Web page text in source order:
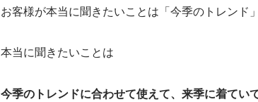
お客様が本当に聞きたいことは「今季のトレンド
本当に聞きたいことは
今季のトレンドに合わせて使えて、来季に着てい